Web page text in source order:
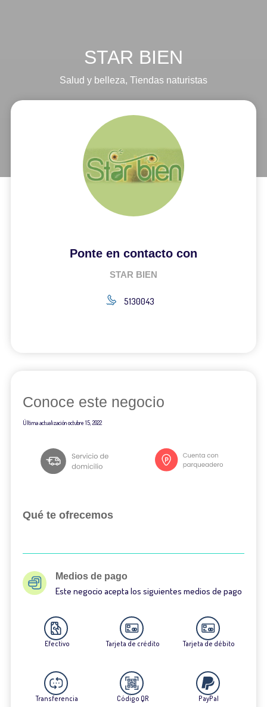
STAR BIEN
Salud y belleza, Tiendas naturistas
Ponte en contacto con
STAR BIEN
5130043
Conoce este negocio
Última actualizaciónoctubre 15, 2022
Qué te ofrecemos
Medios de pago
Este negocio acepta los siguientes medios de pago
Efectivo Tarjeta de crédito Tarjeta de débito
Transferencia Código QR PayPal